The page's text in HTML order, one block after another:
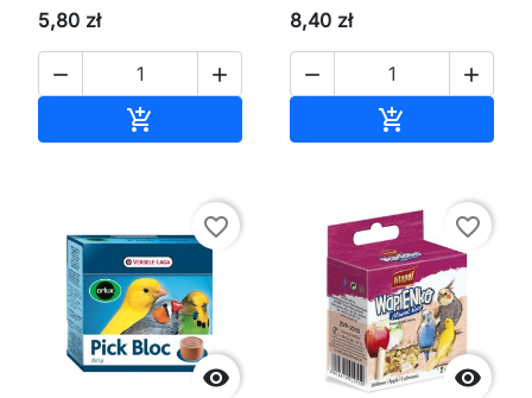
5,80 zł
 

8,40 zł
 


favorite_border

favorite_border